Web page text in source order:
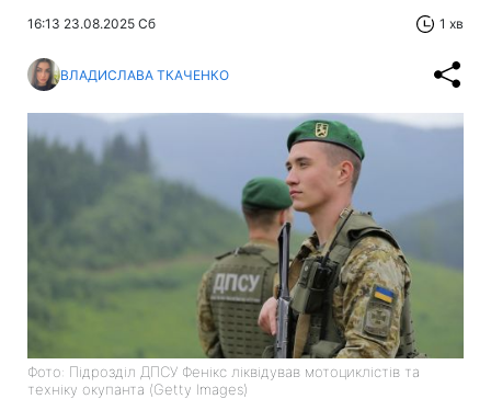
16:13 23.08.2025 Сб 1 хв
ВЛАДИСЛАВА ТКАЧЕНКО
Фото: Підрозділ ДПСУ Фенікс ліквідував мотоциклістів та
техніку окупанта (Getty Images)